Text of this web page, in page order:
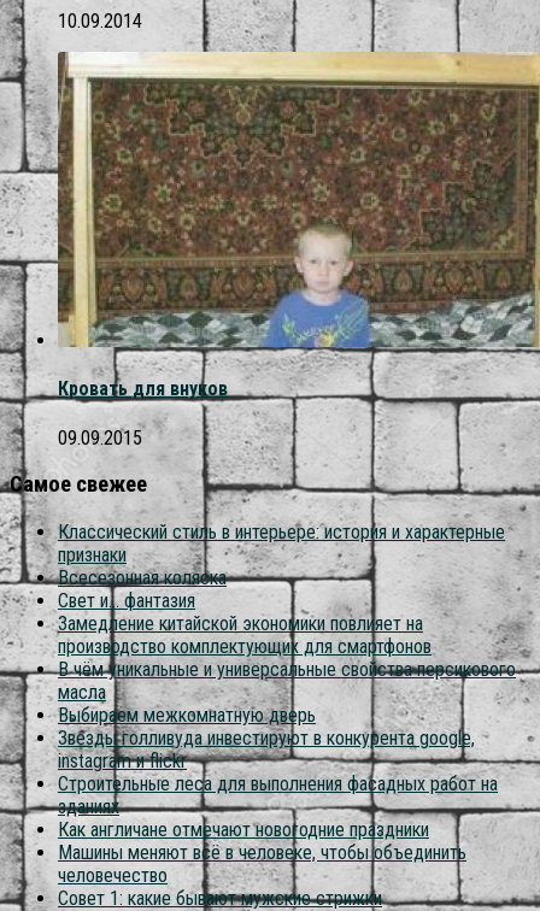
10.09.2014
Кровать для внуков
09.09.2015
Самое свежее
Классический стиль в интерьере: история и характерные
признаки
Всесезонная коляска
Свет и… фантазия
Замедление китайской экономики повлияет на
производство комплектующих для смартфонов
В чём уникальные и универсальные свойства персикового
масла
Выбираем межкомнатную дверь
Звезды голливуда инвестируют в конкурента google,
instagram и flickr
Строительные леса для выполнения фасадных работ на
зданиях
Как англичане отмечают новогодние праздники
Машины меняют всё в человеке, чтобы объединить
человечество
Совет 1: какие бывают мужские стрижки